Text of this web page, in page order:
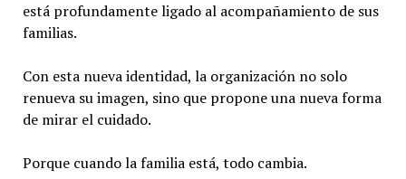
está profundamente ligado al acompañamiento de sus
familias.
Con esta nueva identidad, la organización no solo
renueva su imagen, sino que propone una nueva forma
de mirar el cuidado.
Porque cuando la familia está, todo cambia.